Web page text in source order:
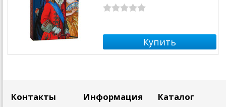
Контакты Информация Каталог